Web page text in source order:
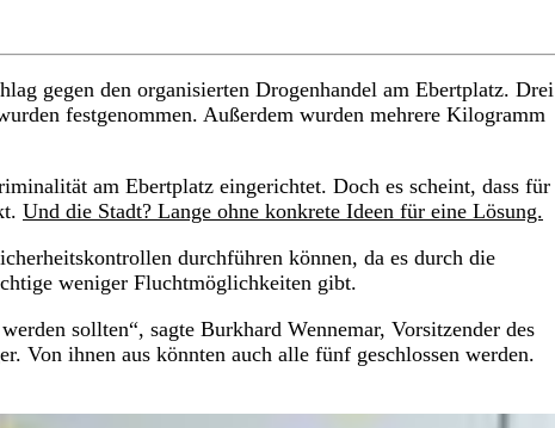
gegen den organisierten Drogenhandel am Ebertplatz. Drei
festgenommen. Außerdem wurden mehrere Kilogramm
am Ebertplatz eingerichtet. Doch es scheint, dass für
Und die Stadt? Lange ohne konkrete Ideen für eine Lösung.
durchführen können, da es durch die
weniger Fluchtmöglichkeiten gibt.
sollten“, sagte Burkhard Wennemar, Vorsitzender des
Von ihnen aus könnten auch alle fünf geschlossen werden.